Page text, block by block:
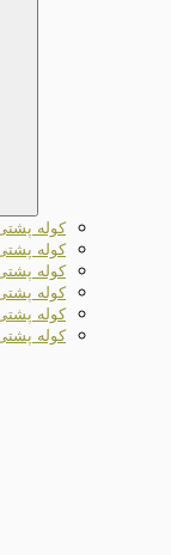
کوله پشتی
کوله پشتی
کوله پشتی
کوله پشتی
کوله
کوله